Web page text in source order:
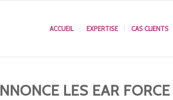
ACCUEIL EXPERTISE CAS CLIENTS
LES EAR FORCE